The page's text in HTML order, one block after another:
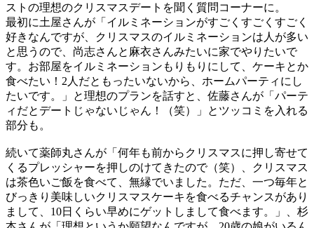
ストの理想のクリスマスデートを聞く質問コーナーに。
最初に土屋さんが「イルミネーションがすごくすごくすごく
好きなんですが、クリスマスのイルミネーションは人が多い
と思うので、尚志さんと麻衣さんみたいに家でやりたいで
す。お部屋をイルミネーションもりもりにして、ケーキとか
食べたい！2人だともったいないから、ホームパーティにし
たいです。」と理想のプランを話すと、佐藤さんが「パーテ
ィだとデートじゃないじゃん！（笑）」とツッコミを入れる
部分も。
続いて薬師丸さんが「何年も前からクリスマスに押し寄せて
くるプレッシャーを押しのけてきたので（笑）、クリスマス
は茶色いご飯を食べて、無縁でいました。ただ、一つ毎年と
びっきり美味しいクリスマスケーキを食べるチャンスがあり
まして、10日くらい早めにゲットしまして食べます。」、杉